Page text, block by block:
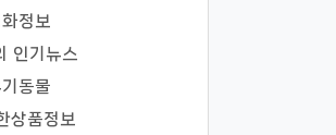
정보
인기뉴스
동물
상품정보